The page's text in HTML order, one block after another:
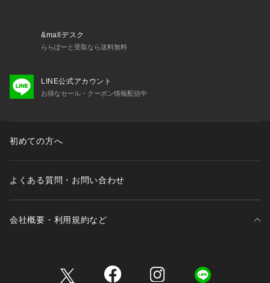
&mallデスク
ららぽーと受取なら送料無料
LINE公式アカウント
お得なセール・クーポン情報配信中
初めての方へ
よくある質問・お問い合わせ
会社概要・利用規約など